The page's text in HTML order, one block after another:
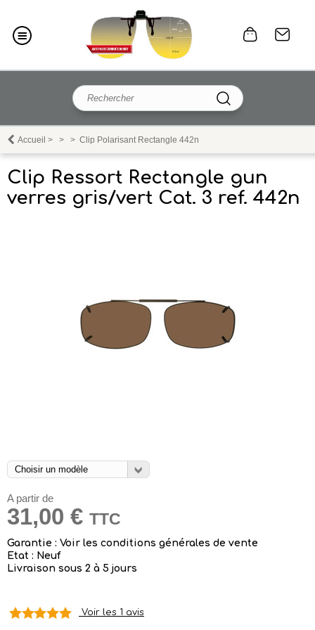
Accueil > > > Clip Polarisant Rectangle 442n
Clip Ressort Rectangle gun
verres gris/vert Cat. 3 ref. 442n
A partir de
31,00 € TTC
Garantie : Voir les conditions générales de vente
Etat : Neuf
Livraison sous 2 à 5 jours
Voir les 1 avis